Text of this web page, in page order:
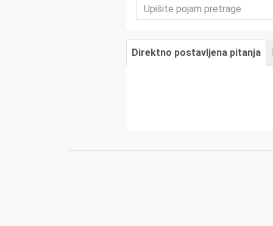
Direktno postavljena pitanja